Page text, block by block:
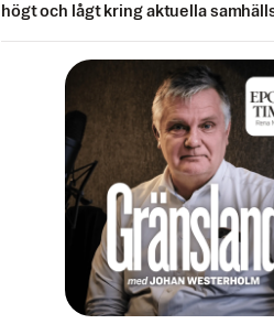
högt och lågt kring aktuella